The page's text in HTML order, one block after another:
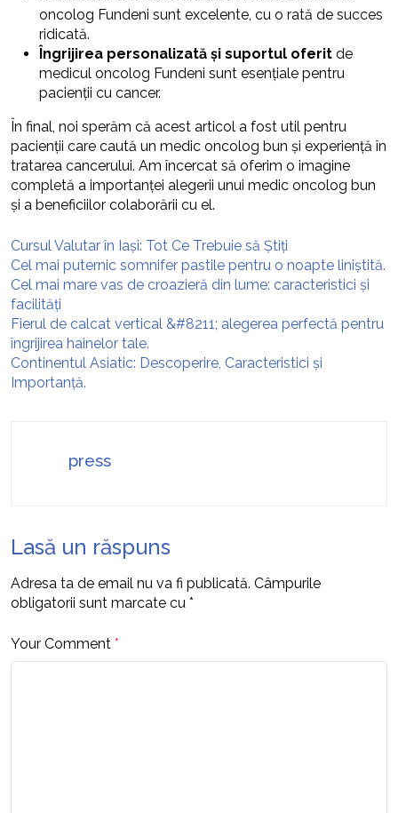
oncolog Fundeni sunt excelente, cu o rată de succes
ridicată.
Îngrijirea personalizată și suportul oferit de
medicul oncolog Fundeni sunt esențiale pentru
pacienții cu cancer.
În final, noi sperăm că acest articol a fost util pentru
pacienții care caută un medic oncolog bun și experiență în
tratarea cancerului. Am încercat să oferim o imagine
completă a importanței alegerii unui medic oncolog bun
și a beneficiilor colaborării cu el.
Cursul Valutar în Iași: Tot Ce Trebuie să Știți
Cel mai puternic somnifer pastile pentru o noapte liniștită.
Cel mai mare vas de croazieră din lume: caracteristici și
facilități
Fierul de calcat vertical &#8211; alegerea perfectă pentru
îngrijirea hainelor tale.
Continentul Asiatic: Descoperire, Caracteristici și
Importanță.
press
Lasă un răspuns
Adresa ta de email nu va fi publicată. Câmpurile
obligatorii sunt marcate cu *
Your Comment *